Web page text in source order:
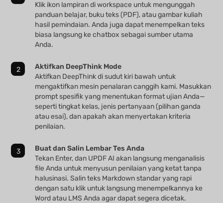
Klik ikon lampiran di workspace untuk mengunggah
panduan belajar, buku teks (PDF), atau gambar kuliah
hasil pemindaian. Anda juga dapat menempelkan teks
biasa langsung ke chatbox sebagai sumber utama
Anda.
Aktifkan DeepThink Mode
Aktifkan DeepThink di sudut kiri bawah untuk
mengaktifkan mesin penalaran canggih kami. Masukkan
prompt spesifik yang menentukan format ujian Anda—
seperti tingkat kelas, jenis pertanyaan (pilihan ganda
atau esai), dan apakah akan menyertakan kriteria
penilaian.
Buat dan Salin Lembar Tes Anda
Tekan Enter, dan UPDF AI akan langsung menganalisis
file Anda untuk menyusun penilaian yang ketat tanpa
halusinasi. Salin teks Markdown standar yang rapi
dengan satu klik untuk langsung menempelkannya ke
Word atau LMS Anda agar dapat segera dicetak.